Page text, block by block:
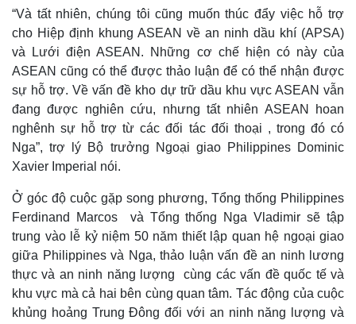
“Và tất nhiên, chúng tôi cũng muốn thúc đẩy việc hỗ trợ
cho Hiệp định khung ASEAN về an ninh dầu khí (APSA)
và Lưới điện ASEAN. Những cơ chế hiện có này của
ASEAN cũng có thể được thảo luận để có thể nhận được
sự hỗ trợ. Về vấn đề kho dự trữ dầu khu vực ASEAN vẫn
đang được nghiên cứu, nhưng tất nhiên ASEAN hoan
nghênh sự hỗ trợ từ các đối tác đối thoại , trong đó có
Nga”, trợ lý Bộ trưởng Ngoại giao Philippines Dominic
Xavier Imperial nói.
Ở góc độ cuộc gặp song phương, Tổng thống Philippines
Ferdinand Marcos và Tổng thống Nga Vladimir sẽ tập
trung vào lễ kỷ niệm 50 năm thiết lập quan hệ ngoại giao
giữa Philippines và Nga, thảo luận vấn đề an ninh lương
thực và an ninh năng lượng cùng các vấn đề quốc tế và
khu vực mà cả hai bên cùng quan tâm. Tác động của cuộc
khủng hoảng Trung Đông đối với an ninh năng lượng và